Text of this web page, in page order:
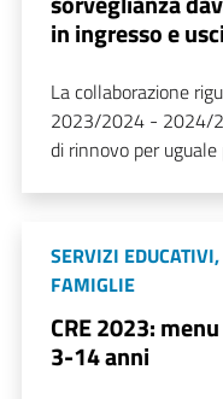
in ingresso e
La collaborazione
2023/2024 - 2024/
di rinnovo per uguale
SERVIZI
FAMIGLIE
CRE 2023:
3-14 anni